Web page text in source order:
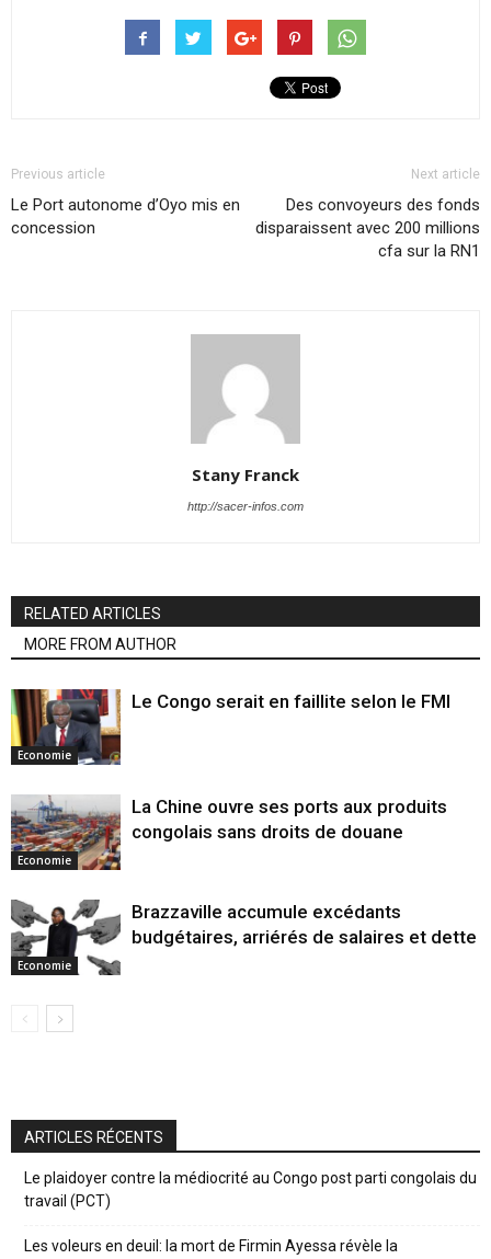
Previous article
Le Port autonome d’Oyo mis en
concession
Next article
Des convoyeurs des fonds
disparaissent avec 200 millions
cfa sur la RN1
Stany Franck
http://sacer-infos.com
RELATED ARTICLES
MORE FROM AUTHOR
Economie
Le Congo serait en faillite selon le FMI
Economie
La Chine ouvre ses ports aux produits
congolais sans droits de douane
Economie
Brazzaville accumule excédants
budgétaires, arriérés de salaires et dette
ARTICLES RÉCENTS
Le plaidoyer contre la médiocrité au Congo post parti congolais du
travail (PCT)
Les voleurs en deuil: la mort de Firmin Ayessa révèle la